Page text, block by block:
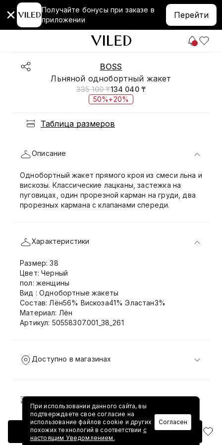
Получайте бонусы при заказе в
приложении
Перейти
BOSS
Льняной однобортный жакет
335 100 ₸134 040 ₸
50%+20%
Таблица размеров
Добавить в корзину
Описание
Однобортный жакет прямого кроя из смеси льна и
вискозы. Классические лацканы, застежка на
пуговицах, один прорезной карман на груди, два
прорезных кармана с клапанами спереди.
Характеристики
Размер: 38
Цвет: Черный
пол: женщины
Вид : Однобортные жакеты
Состав: Лён56% Вискоза41% Эластан3%
Материал: Лён
Артикул: 50558307.001_38_261
Доступно в магазинах
Доставка и возврат
При использовании данного сайта, вы
подтверждаете свое согласие на
использование файлов cookie и других
похожих технологий в соответствии с
настоящим Уведомлением.
Согласен